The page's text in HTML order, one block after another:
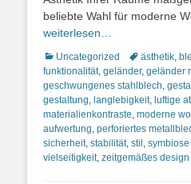
beliebte Wahl für moderne
weiterlesen…
Kategorien
Uncategorized Schlagworte
ästhetik,
funktionalität, geländer, geländer
geschwungenes stahlblech,
gestaltung, langlebigkeit, luftige
materialienkontraste, moderne
aufwertung, perforiertes
sicherheit, stabilität, stil ,
vielseitigkeit, zeitgemäßes design